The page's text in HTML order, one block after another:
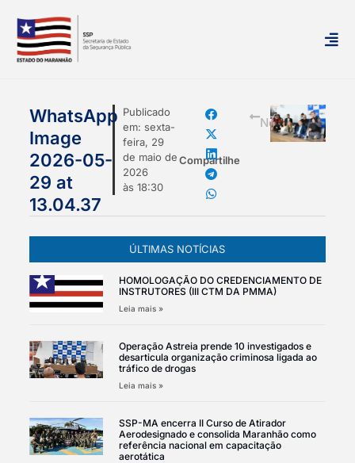
Publicado
em: sexta-
feira, 29
de maio de
2026
às 18:30
Compartilhe
WhatsApp
Image
2026-05-
29 at
13.04.37
mais
Notícias
ÚLTIMAS NOTÍCIAS
HOMOLOGAÇÃO DO CREDENCIAMENTO DE
INSTRUTORES (III CTM DA PMMA)
Leia mais »
Operação Astreia prende 10 investigados e
desarticula organização criminosa ligada ao
tráfico de drogas
Leia mais »
SSP-MA encerra II Curso de Atirador
Aerodesignado e consolida Maranhão como
referência nacional em capacitação
aerotática